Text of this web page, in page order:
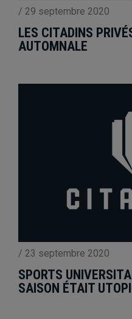
/ 29 septembre 2020
LES CITADINS
AUTOMNALE
/ 23 septembre 2020
SPORTS
SAISON ÉTAIT